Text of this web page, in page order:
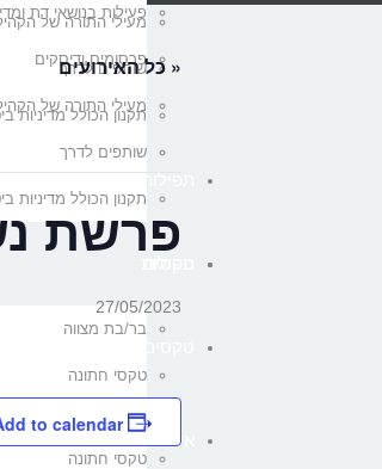
מעילי התורה של
שותפים לדרך
תקנון הכולל
תפילות
בר/בת מצווה
טקסי חתונה
אירועים
פעילות בנושאי דת
פרסומים ודיסקים
מעילי התורה של
שותפים לדרך
תקנון הכולל
בר/בת מצווה
טקסי חתונה
« כל האירועים
פרשת
27/05/2023
to calendar